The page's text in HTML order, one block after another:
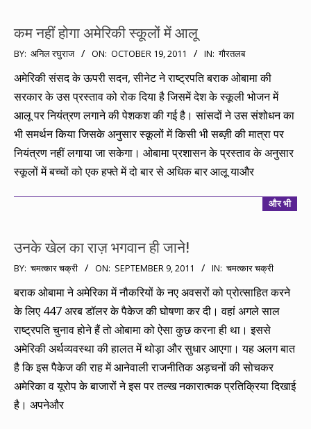
कम नहीं होगा अमेरिकी स्कूलों में आलू
2011-
10-
BY: अनिल रघुराज ON: OCTOBER 19, 2011 IN: गौरतलब
अमेरिकी संसद के ऊपरी सदन, सीनेट ने राष्ट्रपति बराक ओबामा की
सरकार के उस प्रस्ताव को रोक दिया है जिसमें देश के स्कूली भोजन में
आलू पर नियंत्रण लगाने की पेशकश की गई है। सांसदों ने उस संशोधन का
भी समर्थन किया जिसके अनुसार स्कूलों में किसी भी सब्ज़ी की मात्रा पर
नियंत्रण नहीं लगाया जा सकेगा। ओबामा प्रशासन के प्रस्ताव के अनुसार
स्कूलों में बच्चों को एक हफ्ते में दो बार से अधिक बार आलू याऔर
और भी
उनके खेल का राज़ भगवान ही जाने!
2011-
09
BY: चमत्कार चक्री ON: SEPTEMBER 9, 2011 IN: चमत्कार चक्री
बराक ओबामा ने अमेरिका में नौकरियों के नए अवसरों को प्रोत्साहित करने
के लिए 447 अरब डॉलर के पैकेज की घोषणा कर दी। वहां अगले साल
राष्ट्रपति चुनाव होने हैं तो ओबामा को ऐसा कुछ करना ही था। इससे
अमेरिकी अर्थव्यवस्था की हालत में थोड़ा और सुधार आएगा। यह अलग बात
है कि इस पैकेज की राह में आनेवाली राजनीतिक अड़चनों की सोचकर
अमेरिका व यूरोप के बाजारों ने इस पर तल्ख नकारात्मक प्रतिक्रिया दिखाई
है। अपनेऔर